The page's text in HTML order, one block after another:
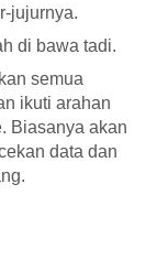
jujurnya.
di bawa tadi.
semua
ikuti arahan
Biasanya akan
data dan